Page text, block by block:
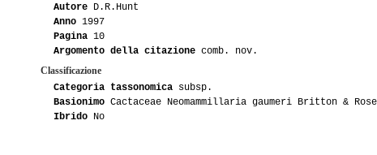
Autore D.R.Hunt
Anno 1997
Pagina 10
Argomento della citazione comb. nov.
Classificazione
Categoria tassonomica subsp.
Basionimo Cactaceae Neomammillaria gaumeri Britton & Rose
Ibrido No